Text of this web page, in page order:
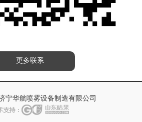
更多联系
宁华航喷雾设备制造有限公司